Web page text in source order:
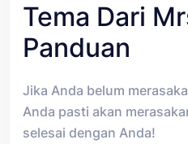
Tema Dari
Panduan
Jika Anda belum
Anda pasti akan
selesai dengan Anda!